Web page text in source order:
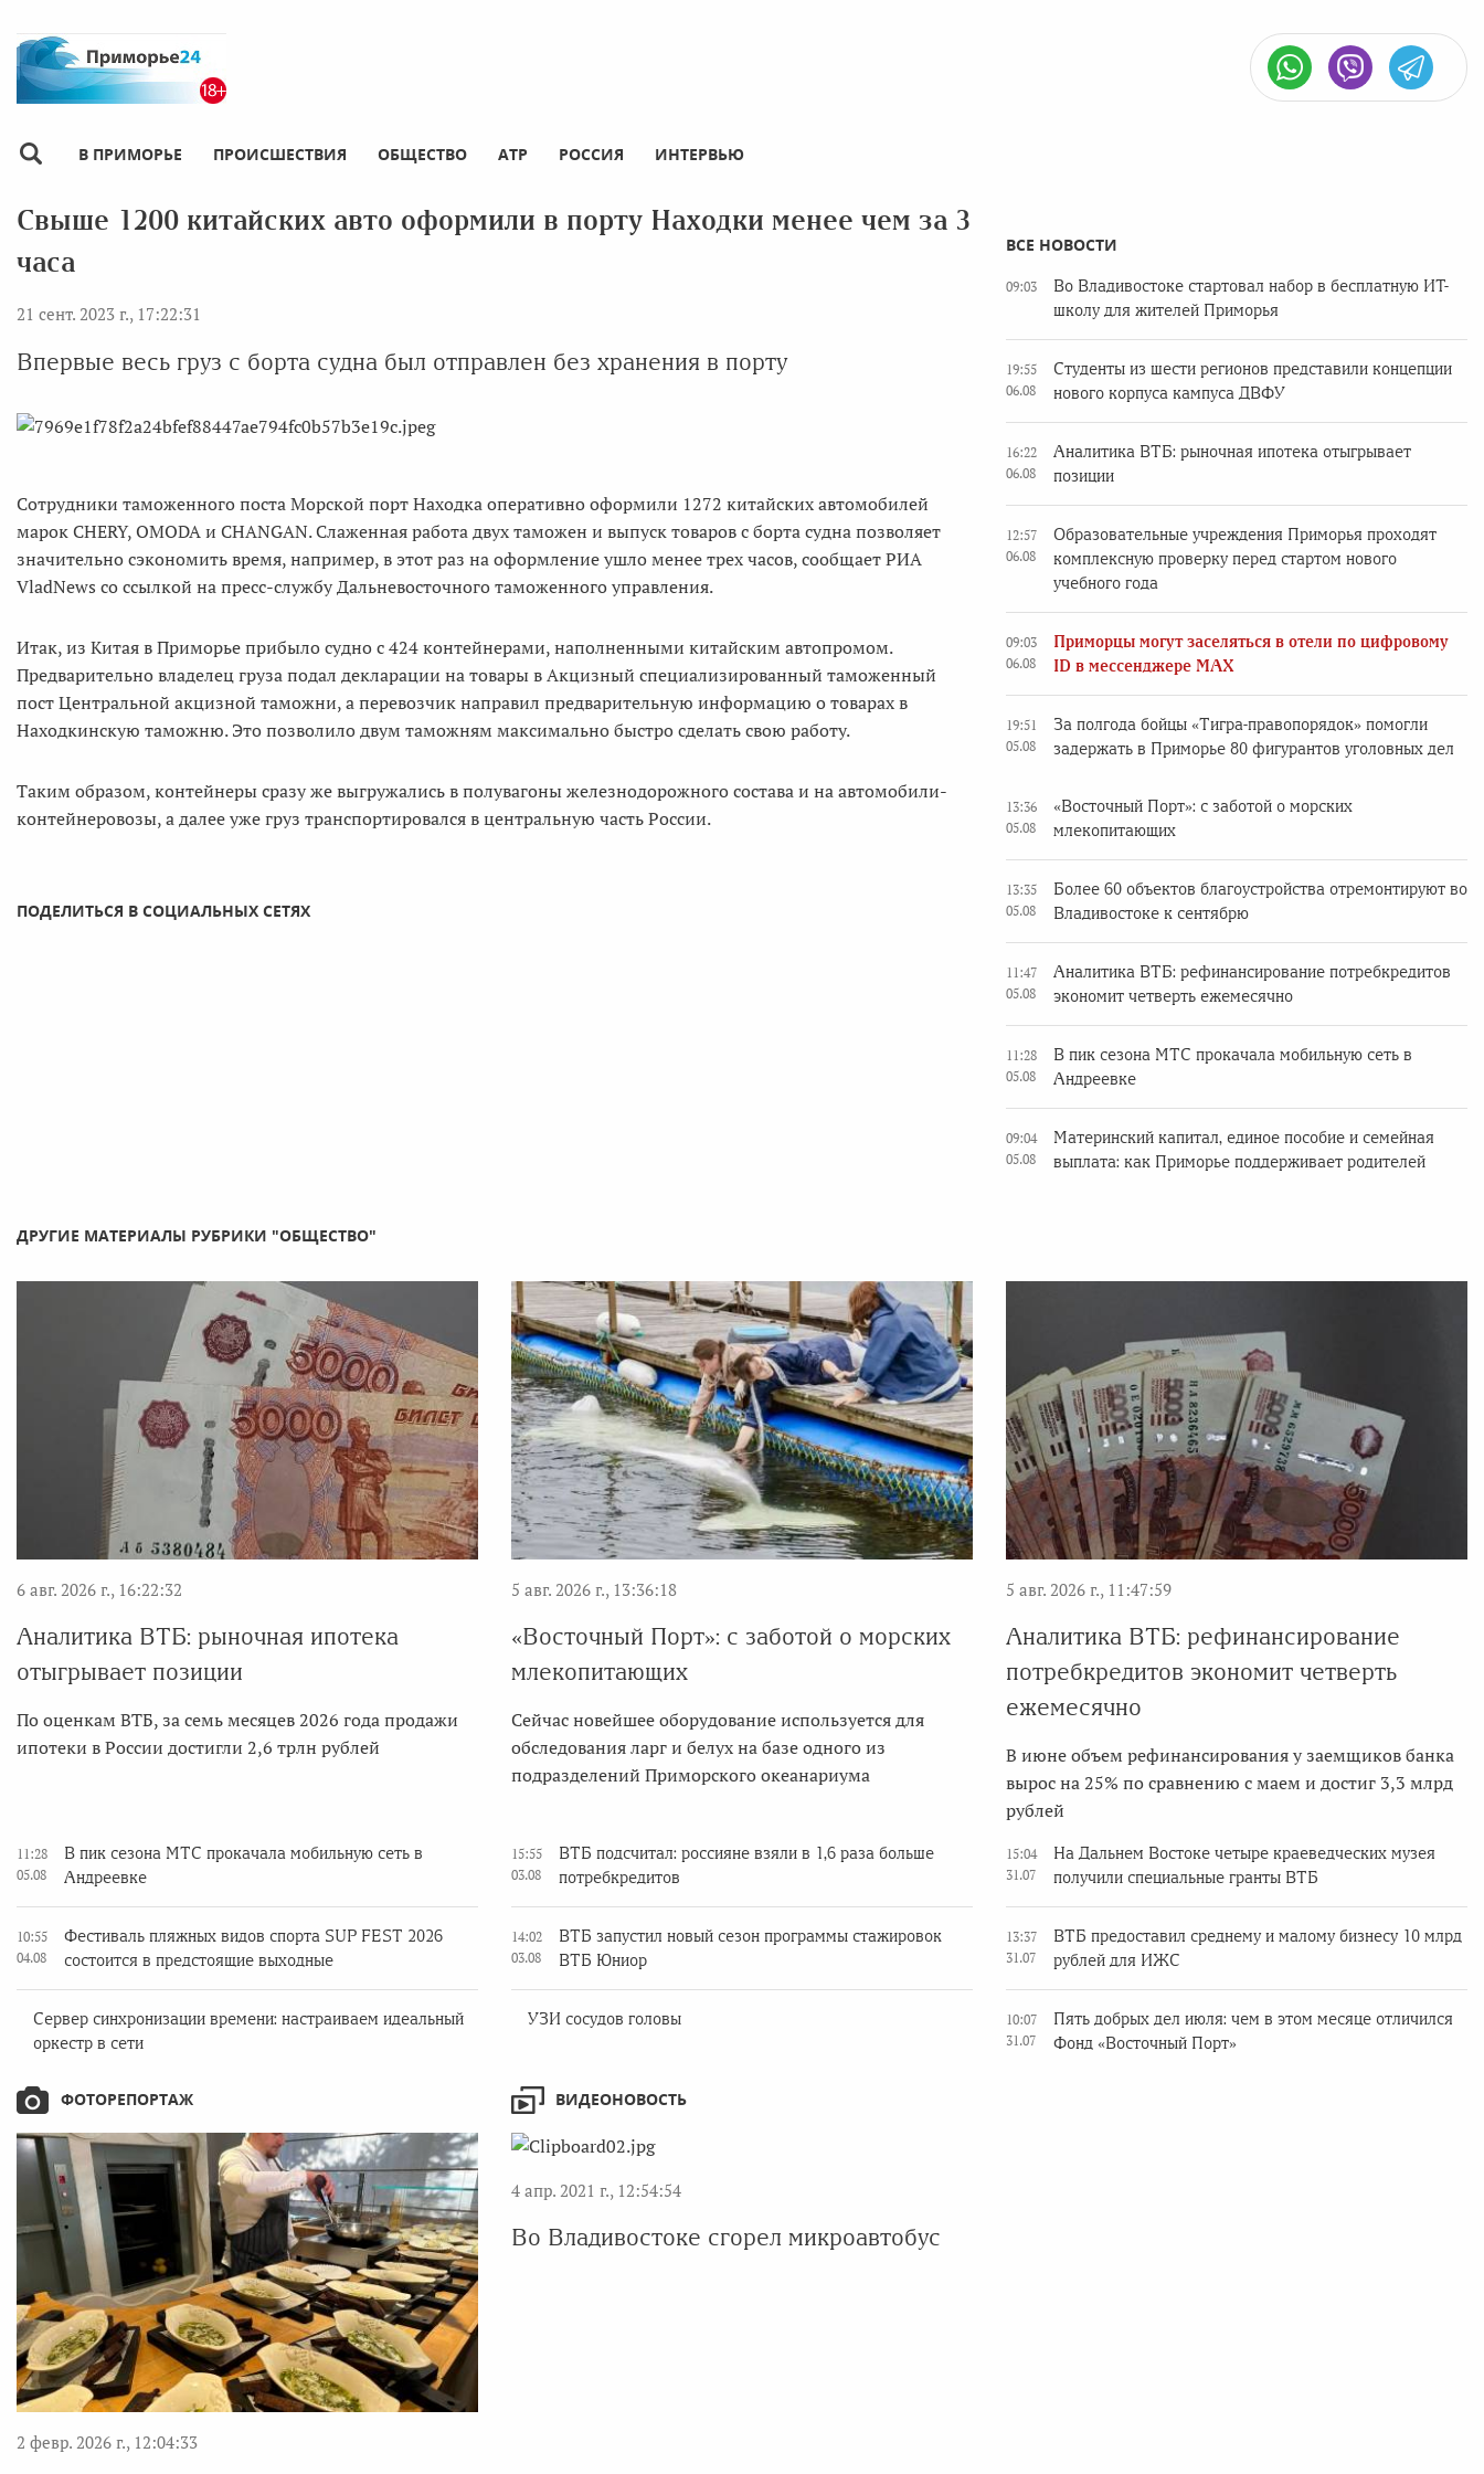
В ПРИМОРЬЕ ПРОИСШЕСТВИЯ ОБЩЕСТВО АТР РОССИЯ ИНТЕРВЬЮ
Свыше 1200 китайских авто оформили в порту Находки менее чем за 3
часа
21 сент. 2023 г., 17:22:31
Впервые весь груз с борта судна был отправлен без хранения в порту
Сотрудники таможенного поста Морской порт Находка оперативно оформили 1272 китайских автомобилей
марок CHERY, OMODA и CHANGAN. Слаженная работа двух таможен и выпуск товаров с борта судна позволяет
значительно сэкономить время, например, в этот раз на оформление ушло менее трех часов, сообщает РИА
VladNews со ссылкой на пресс-службу Дальневосточного таможенного управления.
Итак, из Китая в Приморье прибыло судно с 424 контейнерами, наполненными китайским автопромом.
Предварительно владелец груза подал декларации на товары в Акцизный специализированный таможенный
пост Центральной акцизной таможни, а перевозчик направил предварительную информацию о товарах в
Находкинскую таможню. Это позволило двум таможням максимально быстро сделать свою работу.
Таким образом, контейнеры сразу же выгружались в полувагоны железнодорожного состава и на автомобили-
контейнеровозы, а далее уже груз транспортировался в центральную часть России.
ПОДЕЛИТЬСЯ В СОЦИАЛЬНЫХ СЕТЯХ
ВСЕ НОВОСТИ
09:03
Во Владивостоке стартовал набор в бесплатную ИТ-
школу для жителей Приморья
19:55
06.08
Студенты из шести регионов представили концепции
нового корпуса кампуса ДВФУ
16:22
06.08
Аналитика ВТБ: рыночная ипотека отыгрывает
позиции
12:57
06.08
Образовательные учреждения Приморья проходят
комплексную проверку перед стартом нового
учебного года
09:03
06.08
Приморцы могут заселяться в отели по цифровому
ID в мессенджере MAX
19:51
05.08
За полгода бойцы «Тигра-правопорядок» помогли
задержать в Приморье 80 фигурантов уголовных дел
13:36
05.08
«Восточный Порт»: с заботой о морских
млекопитающих
13:35
05.08
Более 60 объектов благоустройства отремонтируют во
Владивостоке к сентябрю
11:47
05.08
Аналитика ВТБ: рефинансирование потребкредитов
экономит четверть ежемесячно
11:28
05.08
В пик сезона МТС прокачала мобильную сеть в
Андреевке
09:04
05.08
Материнский капитал, единое пособие и семейная
выплата: как Приморье поддерживает родителей
ДРУГИЕ МАТЕРИАЛЫ РУБРИКИ "ОБЩЕСТВО"
6 авг. 2026 г., 16:22:32
Аналитика ВТБ: рыночная ипотека
отыгрывает позиции
По оценкам ВТБ, за семь месяцев 2026 года продажи
ипотеки в России достигли 2,6 трлн рублей
5 авг. 2026 г., 13:36:18
«Восточный Порт»: с заботой о морских
млекопитающих
Сейчас новейшее оборудование используется для
обследования ларг и белух на базе одного из
подразделений Приморского океанариума
5 авг. 2026 г., 11:47:59
Аналитика ВТБ: рефинансирование
потребкредитов экономит четверть
ежемесячно
В июне объем рефинансирования у заемщиков банка
вырос на 25% по сравнению с маем и достиг 3,3 млрд
рублей
11:28
05.08
В пик сезона МТС прокачала мобильную сеть в
Андреевке
10:55
04.08
Фестиваль пляжных видов спорта SUP FEST 2026
состоится в предстоящие выходные
Сервер синхронизации времени: настраиваем идеальный
оркестр в сети
15:55
03.08
ВТБ подсчитал: россияне взяли в 1,6 раза больше
потребкредитов
14:02
03.08
ВТБ запустил новый сезон программы стажировок
ВТБ Юниор
УЗИ сосудов головы
15:04
31.07
На Дальнем Востоке четыре краеведческих музея
получили специальные гранты ВТБ
13:37
31.07
ВТБ предоставил среднему и малому бизнесу 10 млрд
рублей для ИЖС
10:07
31.07
Пять добрых дел июля: чем в этом месяце отличился
Фонд «Восточный Порт»
ФОТОРЕПОРТАЖ
2 февр. 2026 г., 12:04:33
ВИДЕОНОВОСТЬ
4 апр. 2021 г., 12:54:54
Во Владивостоке сгорел микроавтобус